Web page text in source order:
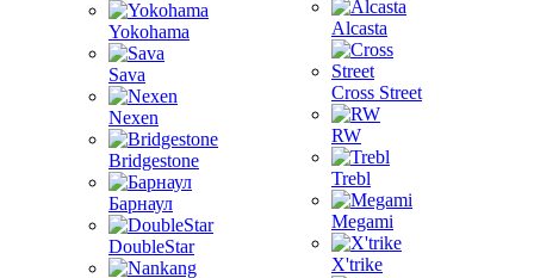
Yokohama
Sava
Nexen
Bridgestone
Барнаул
DoubleStar
Alcasta
Cross Street
RW
Trebl
Megami
X'trike